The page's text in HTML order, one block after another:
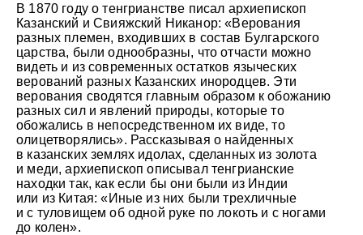
В 1870 году о тенгрианстве писал архиепископ
Казанский и Свияжский Никанор: «Верования
разных племен, входивших в состав Булгарского
царства, были однообразны, что отчасти можно
видеть и из современных остатков языческих
верований разных Казанских инородцев. Эти
верования сводятся главным образом к обожанию
разных сил и явлений природы, которые то
обожались в непосредственном их виде, то
олицетворялись». Рассказывая о найденных
в казанских землях идолах, сделанных из золота
и меди, архиепископ описывал тенгрианские
находки так, как если бы они были из Индии
или из Китая: «Иные из них были трехличные
и с туловищем об одной руке по локоть и с ногами
до колен».